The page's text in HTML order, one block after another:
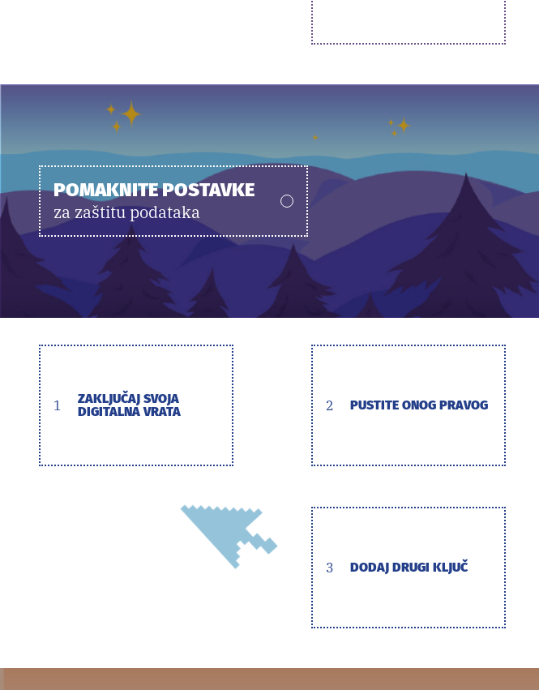
POMAKNITE POSTAVKE
za zaštitu podataka
1
ZAKLJUČAJ SVOJA
DIGITALNA VRATA
2 PUSTITE ONOG PRAVOG
3 DODAJ DRUGI KLJUČ